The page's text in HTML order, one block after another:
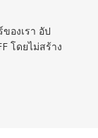
องเรา อัป
โดยไม่สร้าง